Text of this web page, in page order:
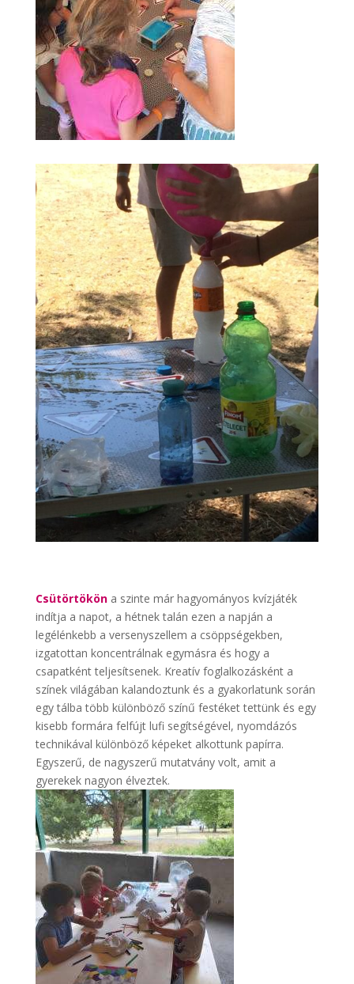
Csütörtököna szinte már hagyományos kvízjáték
indítja a napot, a hétnek talán ezen a napján a
legélénkebb a versenyszellem a csöppségekben,
izgatottan koncentrálnak egymásra és hogy a
csapatként teljesítsenek. Kreatív foglalkozásként a
színek világában kalandoztunk és a gyakorlatunk során
egy tálba több különböző színű festéket tettünk és egy
kisebb formára felfújt lufi segítségével, nyomdázós
technikával különböző képeket alkottunk papírra.
Egyszerű, de nagyszerű mutatvány volt, amit a
gyerekek nagyon élveztek.